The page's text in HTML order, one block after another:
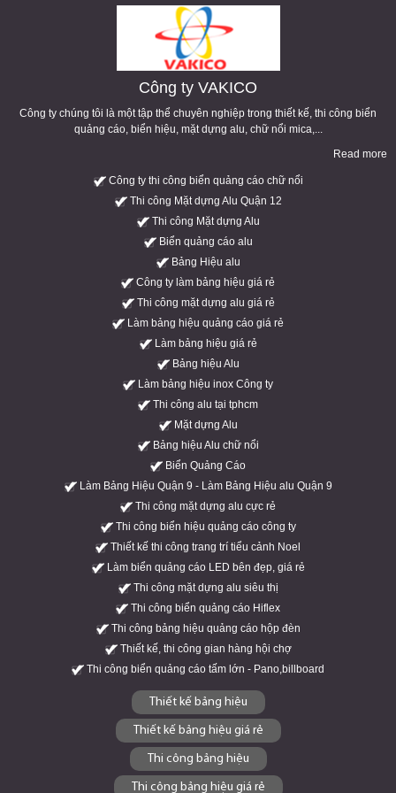
Công ty VAKICO
Công ty chúng tôi là một tập thể chuyên nghiệp trong thiết kế, thi công biển
quảng cáo, biển hiệu, mặt dựng alu, chữ nổi mica,...
Read more
Công ty thi công biển quảng cáo chữ nổi
Thi công Mặt dựng Alu Quận 12
Thi công Mặt dựng Alu
Biển quảng cáo alu
Bảng Hiệu alu
Công ty làm bảng hiệu giá rẻ
Thi công mặt dựng alu giá rẻ
Làm bảng hiệu quảng cáo giá rẻ
Làm bảng hiệu giá rẻ
Bảng hiệu Alu
Làm bảng hiệu inox Công ty
Thi công alu tại tphcm
Mặt dựng Alu
Bảng hiệu Alu chữ nổi
Biển Quảng Cáo
Làm Bảng Hiệu Quận 9 - Làm Bảng Hiệu alu Quận 9
Thi công mặt dựng alu cực rẻ
Thi công biển hiệu quảng cáo công ty
Thiết kế thi công trang trí tiểu cảnh Noel
Làm biển quảng cáo LED bên đẹp, giá rẻ
Thi công mặt dựng alu siêu thị
Thi công biển quảng cáo Hiflex
Thi công bảng hiệu quảng cáo hộp đèn
Thiết kế, thi công gian hàng hội chợ
Thi công biển quảng cáo tấm lớn - Pano,billboard
Thiết kế bảng hiệu
Thiết kế bảng hiệu giá rẻ
Thi công bảng hiệu
Thi công bảng hiệu giá rẻ